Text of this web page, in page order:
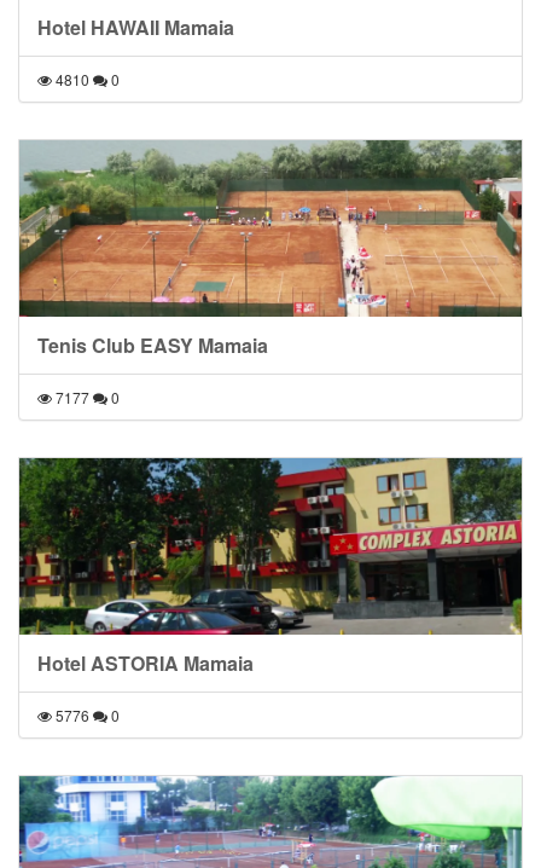
Hotel HAWAII Mamaia
4810 0
Tenis Club EASY Mamaia
7177 0
Hotel ASTORIA Mamaia
5776 0